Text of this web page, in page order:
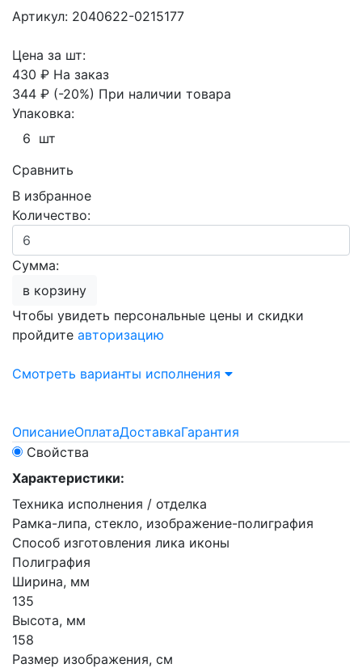
Артикул: 2040622-0215177
Цена за шт:
430 ₽ На заказ
344 ₽ (-20%) При наличии товара
Упаковка:
6 шт
Сравнить
В избранное
Количество:
Сумма:
в корзину
Чтобы увидеть персональные цены и скидки
пройдите авторизацию
Смотреть варианты исполнения
ОписаниеОплатаДоставкаГарантия
Свойства
Характеристики:
Техника исполнения / отделка
Рамка-липа, стекло, изображение-полиграфия
Способ изготовления лика иконы
Полиграфия
Ширина, мм
135
Высота, мм
158
Размер изображения, см